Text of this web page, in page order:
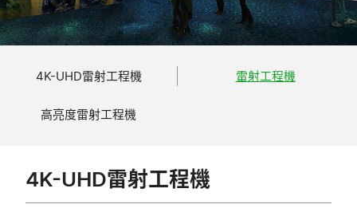
4K-UHD雷射工程機 雷射工程機
高亮度雷射工程機
4K-UHD雷射工程機